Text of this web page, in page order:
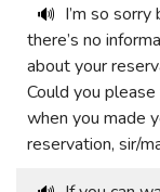
🔊 I’m so sorry
there’s no
about your
Could you
when you made
reservation, sir/